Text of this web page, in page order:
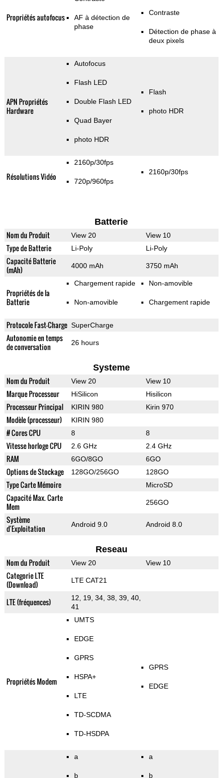
Propriétés autofocus
AF à détection de
phase
Contraste
Détection de phase à
deux pixels
APN Propriétés
Hardware
Autofocus
Flash LED
Double Flash LED
Quad Bayer
photo HDR
Flash
photo HDR
Résolutions Vidéo
2160p/30fps
720p/960fps
2160p/30fps
Batterie
Nom du Produit View 20 View 10
Type de Batterie Li-Poly Li-Poly
Capacité Batterie
(mAh)
4000 mAh 3750 mAh
Propriétés de la
Batterie
Chargement rapide
Non-amovible
Non-amovible
Chargement rapide
Protocole Fast-Charge SuperCharge
Autonomie en temps
de conversation
26 hours
Systeme
Nom du Produit View 20 View 10
Marque Processeur HiSilicon Hisilicon
Processeur Principal KIRIN 980 Kirin 970
Modèle (processeur) KIRIN 980
# Cores CPU 8 8
Vitesse horloge CPU 2.6 GHz 2.4 GHz
RAM 6GO/8GO 6GO
Options de Stockage 128GO/256GO 128GO
Type Carte Mémoire MicroSD
Capacité Max. Carte
Mem
256GO
Système
d'Exploitation
Android 9.0 Android 8.0
Reseau
Nom du Produit View 20 View 10
Categorie LTE
(Download)
LTE CAT21
LTE (fréquences)
12, 19, 34, 38, 39, 40,
41
Propriétés Modem
UMTS
EDGE
GPRS
HSPA+
LTE
TD-SCDMA
TD-HSDPA
GPRS
EDGE
a
b
a
b